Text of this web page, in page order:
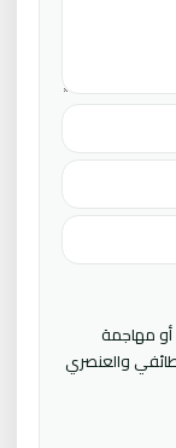
أو مهاجمة
والعنصري